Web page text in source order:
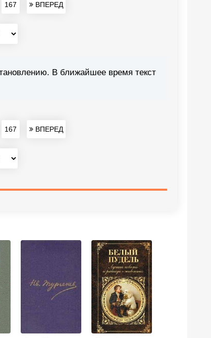
167 ВПЕРЕД
В ближайшее время текст
167 ВПЕРЕД